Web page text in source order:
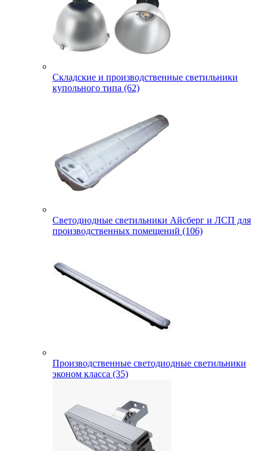
Складские и производственные светильники
купольного типа (62)
Светодиодные светильники Айсберг и ЛСП для
производственных помещений (106)
Производственные светодиодные светильники
эконом класса (35)